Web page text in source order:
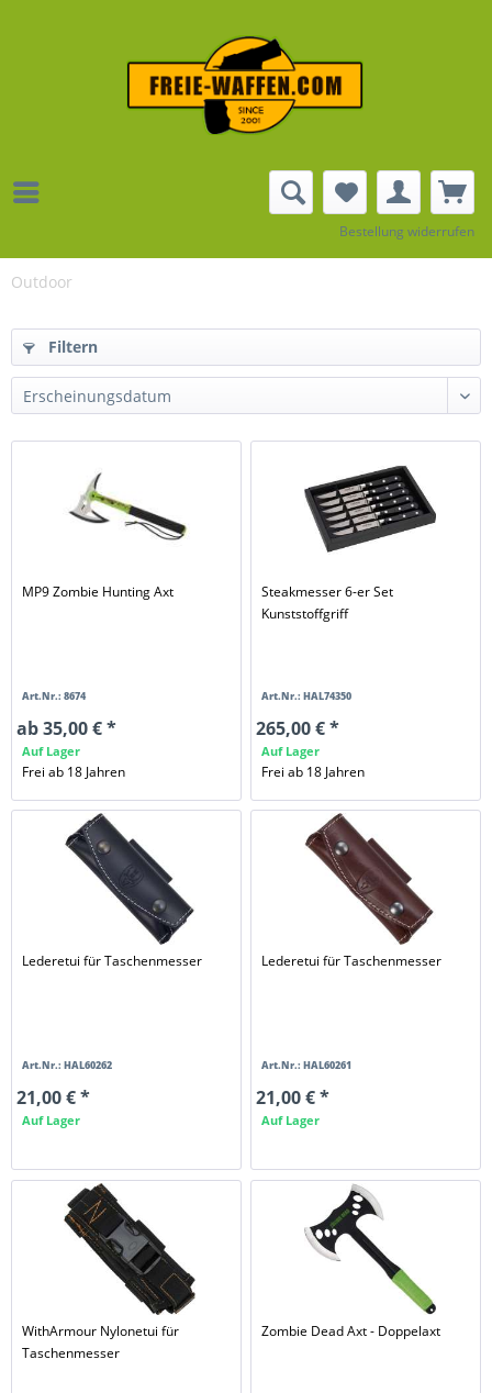
Bestellung widerrufen
Outdoor
Filtern
MP9 Zombie Hunting Axt
Art.Nr.: 8674
ab 35,00 € *
Auf Lager
Frei ab 18 Jahren
Steakmesser 6-er Set
Kunststoffgriff
Art.Nr.: HAL74350
265,00 € *
Auf Lager
Frei ab 18 Jahren
Lederetui für Taschenmesser
Art.Nr.: HAL60262
21,00 € *
Auf Lager
Lederetui für Taschenmesser
Art.Nr.: HAL60261
21,00 € *
Auf Lager
WithArmour Nylonetui für
Taschenmesser
Zombie Dead Axt - Doppelaxt